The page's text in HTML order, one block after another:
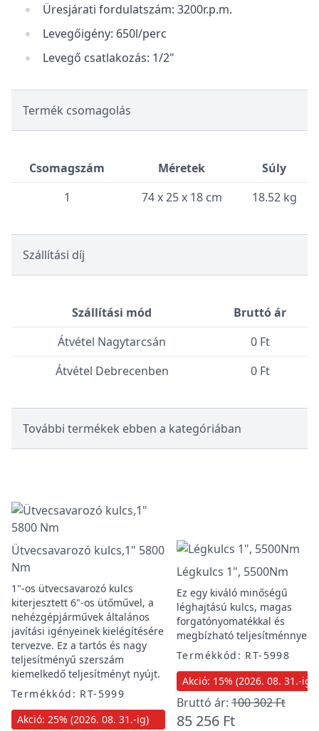
Üresjárati fordulatszám: 3200r.p.m.
Levegőigény: 650l/perc
Levegő csatlakozás: 1/2"
Termék csomagolás
Csomagszám Méretek
Súly
1
74 x 25 x 18 cm 18.52 kg
Szállítási díj
Szállítási mód
Bruttó ár
Átvétel Nagytarcsán
0 Ft
Átvétel Debrecenben
0 Ft
További termékek ebben a kategóriában
Ütvecsavarozó kulcs,1" 5800
Nm
1"-os ütvecsavarozó kulcs
kiterjesztett 6"-os ütőművel, a
nehézgépjárművek általános
javítási igényeinek kielégítésére
tervezve. Ez a tartós és nagy
teljesítményű szerszám
kiemelkedő teljesítményt nyújt.
Termékkód: RT-5999
Akció: 25% (2026. 08. 31.-ig)
Légkulcs 1", 5500Nm
Ez egy kiváló minőségű
léghajtású kulcs, magas
forgatónyomatékkal és
megbízható teljesítménnyel.
Termékkód: RT-5998
Akció: 15% (2026. 08. 31.-ig)
Bruttó ár: 100 302 Ft
85 256 Ft